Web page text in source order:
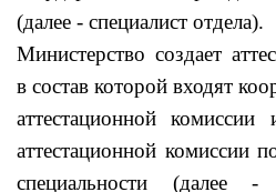
(далее - специалист отдела).
Министерство создает
в состав которой входят
аттестационной
аттестационной комиссии
специальности (далее -